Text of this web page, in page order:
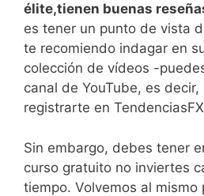
élite,tienen buenas
es tener un ​punto de vista
te recomiendo indagar en
colección de vídeos -
canal de YouTube​, es
registrarte en
Sin embargo, debes tener
curso gratuito no inviertes
tiempo. Volvemos al mismo